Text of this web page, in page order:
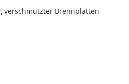
verschmutzter Brennplatten